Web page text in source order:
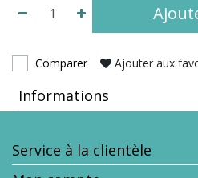
Comparer Ajouter aux
Informations
Service à la clientèle